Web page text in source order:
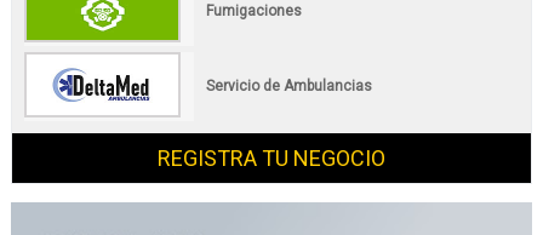
Fumigaciones
Servicio de Ambulancias
REGISTRA TU NEGOCIO